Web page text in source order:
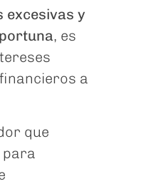
excesivas y
, es
a
que